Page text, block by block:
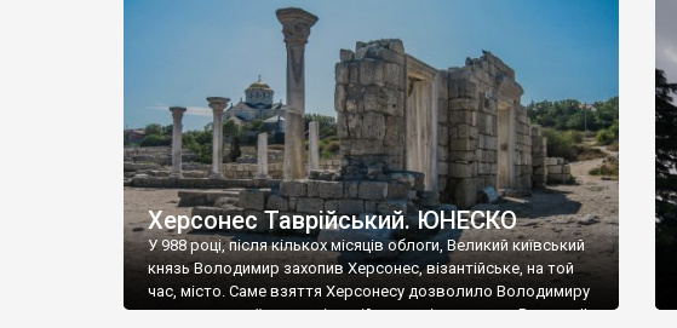
візантійської доби. Раритети викрадені з фондів об’єкту
культурної спадщини ЮНЕСКО «Херсонеса Таврійського».
Офіційно – на виставку «Золото Візантії», але експерти та
влада в Україні вважають це лише […]
Херсонес Таврійський. ЮНЕСКО
У 988 році, після кількох місяців облоги, Великий київський
князь Володимир захопив Херсонес, візантійське, на той
час, місто. Саме взяття Херсонесу дозволило Володимиру
диктувати свої умови візантійському імператору Василю ІІ,